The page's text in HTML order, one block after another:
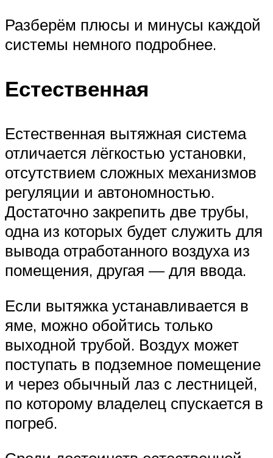
Разберём плюсы и минусы каждой
системы немного подробнее.
Естественная
Естественная вытяжная система
отличается лёгкостью установки,
отсутствием сложных механизмов
регуляции и автономностью.
Достаточно закрепить две трубы,
одна из которых будет служить для
вывода отработанного воздуха из
помещения, другая — для ввода.
Если вытяжка устанавливается в
яме, можно обойтись только
выходной трубой. Воздух может
поступать в подземное помещение
и через обычный лаз с лестницей,
по которому владелец спускается в
погреб.